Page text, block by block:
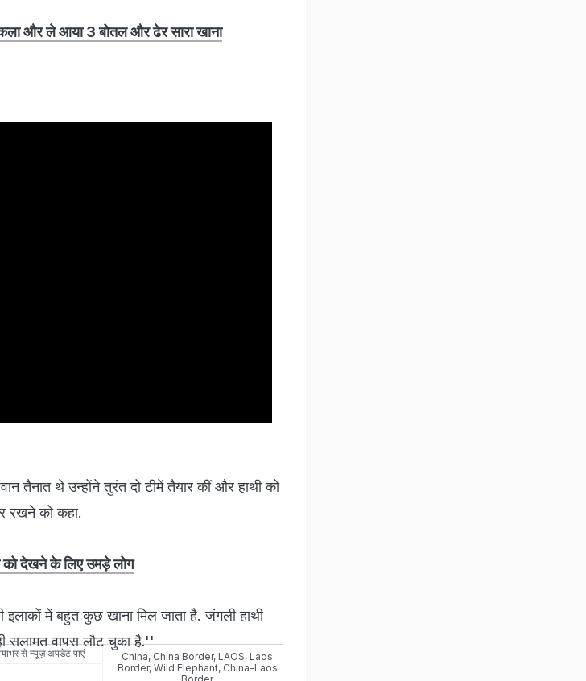
और ले आया 3 बोतल और ढेर सारा खाना
थे उन्होंने तुरंत दो टीमें तैयार कीं और हाथी को
रखने को कहा.
देखने के लिए उमड़े लोग
में बहुत कुछ खाना मिल जाता है. जंगली हाथी
सलामत वापस लौट चुका है.''
से न्यूज़ अपडेट पाएं
China, China Border, LAOS, Laos
Border, Wild Elephant, China-Laos